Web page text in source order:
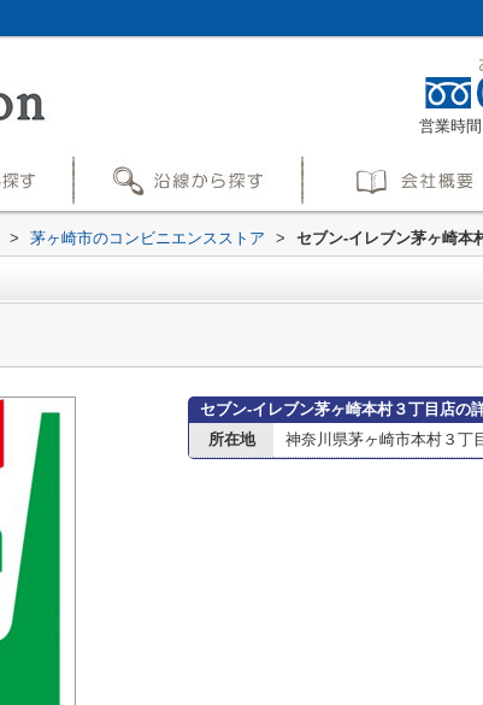
営業時
> 茅ヶ崎市のコンビニエンスストア > セブン-イレブン茅ヶ崎本
セブン-イレブン茅ヶ崎本村３丁目店の
所在地
神奈川県茅ヶ崎市本村３丁